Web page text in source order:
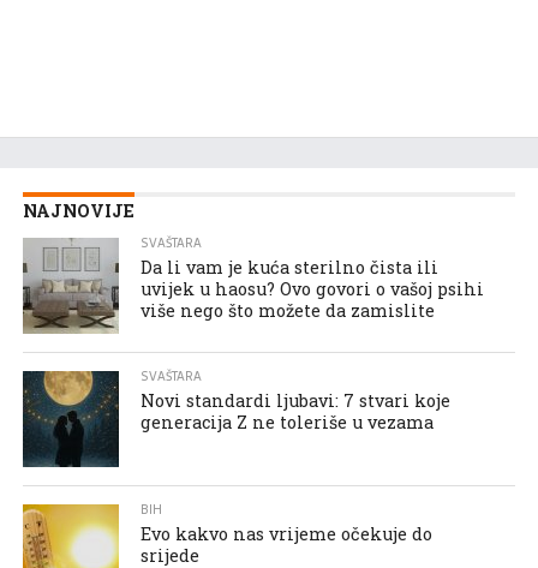
NAJNOVIJE
SVAŠTARA
Da li vam je kuća sterilno čista ili
uvijek u haosu? Ovo govori o vašoj psihi
više nego što možete da zamislite
SVAŠTARA
Novi standardi ljubavi: 7 stvari koje
generacija Z ne toleriše u vezama
BIH
Evo kakvo nas vrijeme očekuje do
srijede